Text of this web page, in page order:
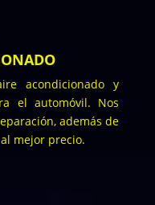
acondicionado y
el automóvil. Nos
además de
mejor precio.